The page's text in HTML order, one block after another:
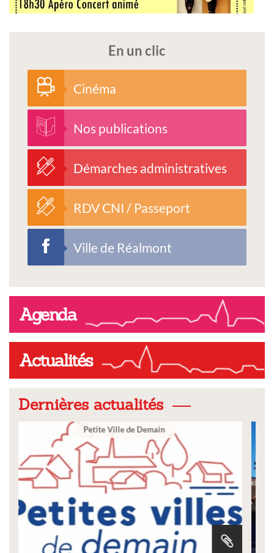
En un clic
Cinéma
Nos publications
Démarches administratives
RDV CNI / Passeport
Ville de Réalmont
Agenda
Actualités
Dernières actualités